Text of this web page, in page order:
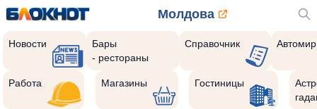
Молдова
Новости
Бары
- рестораны
Справочник Автомир
Работа Магазины Гостиницы